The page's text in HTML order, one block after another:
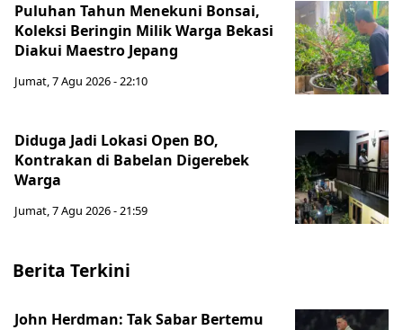
Puluhan Tahun Menekuni Bonsai,
Koleksi Beringin Milik Warga Bekasi
Diakui Maestro Jepang
Jumat, 7 Agu 2026 - 22:10
Diduga Jadi Lokasi Open BO,
Kontrakan di Babelan Digerebek
Warga
Jumat, 7 Agu 2026 - 21:59
Berita Terkini
John Herdman: Tak Sabar Bertemu